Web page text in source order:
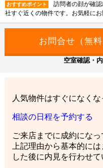
おすすめポイント
訪問者の顔が確
社すぐ近くの物件です。お気軽にお
空室確認・
人気物件はすぐになくな
相談の日程を予約する
ご来店までに成約にな
上記理由から基本的に
した後に内見を行わせて